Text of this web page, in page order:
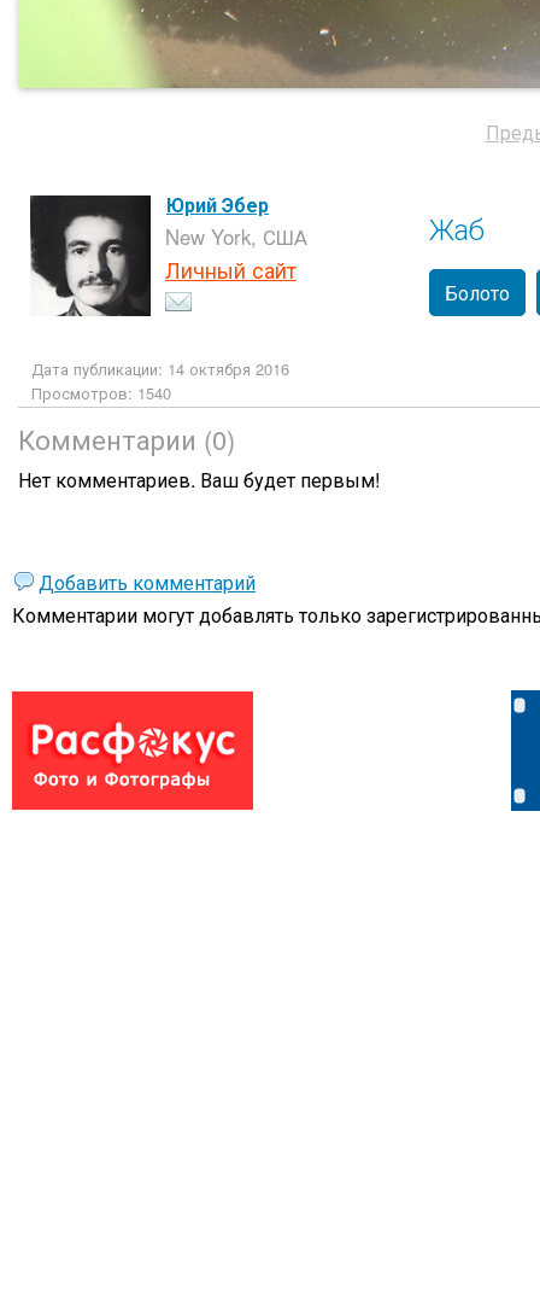
Юрий Эбер
New York, США
Личный сайт
Жаб
Болото
Дата публикации: 14 октября 2016
Просмотров: 1540
Комментарии (0)
Нет комментариев. Ваш будет первым!
Добавить комментарий
Комментарии могут добавлять только